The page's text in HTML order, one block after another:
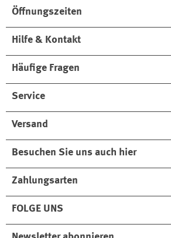
Öffnungszeiten
Hilfe & Kontakt
Häufige Fragen
Service
Versand
Besuchen Sie uns auch hier
Zahlungsarten
FOLGE UNS